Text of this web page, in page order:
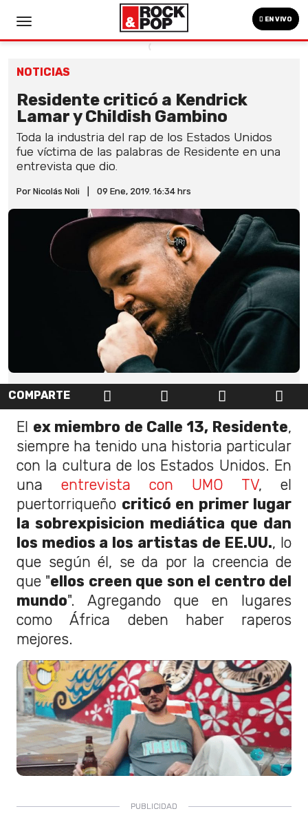
EN VIVO
NOTICIAS
Residente criticó a Kendrick
Lamar y Childish Gambino
Toda la industria del rap de los Estados Unidos
fue víctima de las palabras de Residente en una
entrevista que dio.
Por Nicolás Noli 09 Ene, 2019. 16:34 hrs
COMPARTE
El ex miembro de Calle 13, Residente,
siempre ha tenido una historia particular
con la cultura de los Estados Unidos. En
una entrevista con UMO TV, el
puertorriqueño criticó en primer lugar
la sobrexpisicion mediática que dan
los medios a los artistas de EE.UU., lo
que según él, se da por la creencia de
que "ellos creen que son el centro del
mundo". Agregando que en lugares
como África deben haber raperos
mejores.